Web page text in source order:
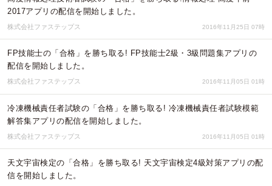
2017アプリの配信を開始しました。
株式会社ファステップス 2016年11月25日 07時
FP技能士の「合格」を勝ち取る! FP技能士2級・3級問題集アプリの
配信を開始しました。
株式会社ファステップス 2016年11月05日 01時
冷凍機械責任者試験の「合格」を勝ち取る! 冷凍機械責任者試験模範
解答集アプリの配信を開始しました。
株式会社ファステップス 2016年11月05日 01時
天文宇宙検定の「合格」を勝ち取る! 天文宇宙検定4級対策アプリの配
信を開始しました。